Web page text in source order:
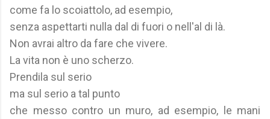
come fa lo scoiattolo, ad esempio,
senza aspettarti nulla dal di fuori o nell'al di là.
Non avrai altro da fare che vivere.
La vita non è uno scherzo.
Prendila sul serio
ma sul serio a tal punto
che messo contro un muro, ad esempio, le mani